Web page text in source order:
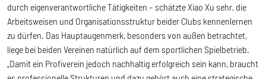
durch eigenverantwortliche Tätigkeiten – schätzte Xiao Xu sehr, die
Arbeitsweisen und Organisationsstruktur beider Clubs kennenlernen
zu dürfen. Das Hauptaugenmerk, besonders von außen betrachtet,
liege bei beiden Vereinen natürlich auf dem sportlichen Spielbetrieb.
„Damit ein Profiverein jedoch nachhaltig erfolgreich sein kann, braucht